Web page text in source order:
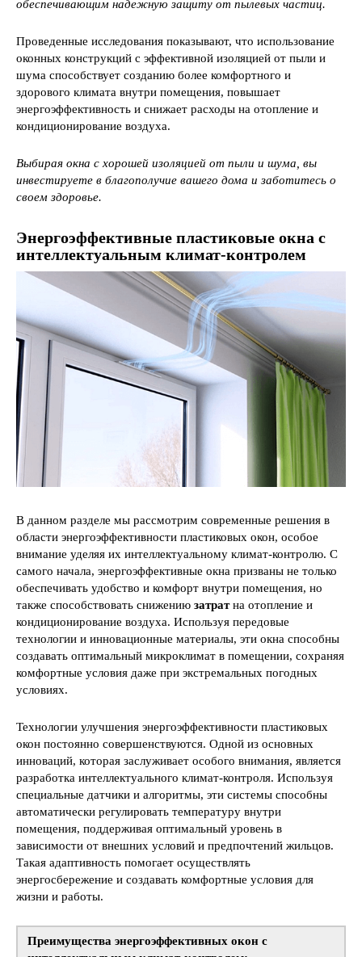
обеспечивающим надежную защиту от пылевых частиц.
Проведенные исследования показывают, что использование
оконных конструкций с эффективной изоляцией от пыли и
шума способствует созданию более комфортного и
здорового климата внутри помещения, повышает
энергоэффективность и снижает расходы на отопление и
кондиционирование воздуха.
Выбирая окна с хорошей изоляцией от пыли и шума, вы
инвестируете в благополучие вашего дома и заботитесь о
своем здоровье.
Энергоэффективные пластиковые окна с
интеллектуальным климат-контролем
В данном разделе мы рассмотрим современные решения в
области энергоэффективности пластиковых окон, особое
внимание уделяя их интеллектуальному климат-контролю. С
самого начала, энергоэффективные окна призваны не только
обеспечивать удобство и комфорт внутри помещения, но
также способствовать снижению затратна отопление и
кондиционирование воздуха. Используя передовые
технологии и инновационные материалы, эти окна способны
создавать оптимальный микроклимат в помещении, сохраняя
комфортные условия даже при экстремальных погодных
условиях.
Технологии улучшения энергоэффективности пластиковых
окон постоянно совершенствуются. Одной из основных
инноваций, которая заслуживает особого внимания, является
разработка интеллектуального климат-контроля. Используя
специальные датчики и алгоритмы, эти системы способны
автоматически регулировать температуру внутри
помещения, поддерживая оптимальный уровень в
зависимости от внешних условий и предпочтений жильцов.
Такая адаптивность помогает осуществлять
энергосбережение и создавать комфортные условия для
жизни и работы.
Преимущества энергоэффективных окон с